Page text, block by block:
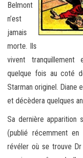
Belmont
n’est
jamais
morte. Ils
vivent tranquillement
quelque fois au coté
Starman originel. Diane
et décèdera quelques
Sa dernière apparition
(publié récemment
révéler où se trouve